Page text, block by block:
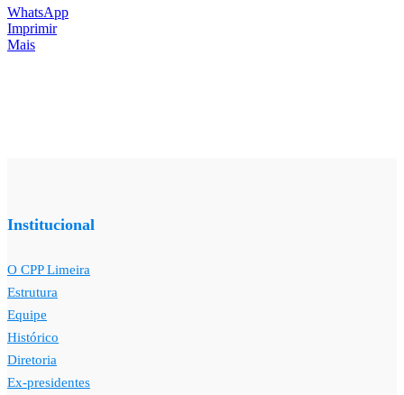
WhatsApp
Imprimir
Mais
Institucional
O CPP Limeira
Estrutura
Equipe
Histórico
Diretoria
Ex-presidentes